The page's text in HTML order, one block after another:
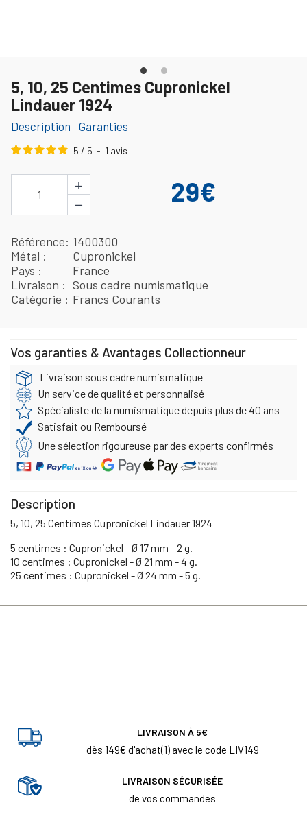
5, 10, 25 Centimes Cupronickel
Lindauer 1924
Description -Garanties
5 / 5 - 1 avis
1
+
−
29€
Référence 1400300
Métal
Cupronickel
Pays
France
Livraison
Sous cadre numismatique
Catégorie
Francs Courants
Vos garanties & Avantages Collectionneur
Livraison sous cadre numismatique
Un service de qualité et personnalisé
Spécialiste de la numismatique depuis plus de 40 ans
Satisfait ou Remboursé
Une sélection rigoureuse par des experts confirmés
Description
5, 10, 25 Centimes Cupronickel Lindauer 1924
5 centimes : Cupronickel - Ø 17 mm - 2 g.
10 centimes : Cupronickel - Ø 21 mm - 4 g.
25 centimes : Cupronickel - Ø 24 mm - 5 g.
LIVRAISON À 5€
dès 149€ d'achat(1) avec le code LIV149
LIVRAISON SÉCURISÉE
de vos commandes